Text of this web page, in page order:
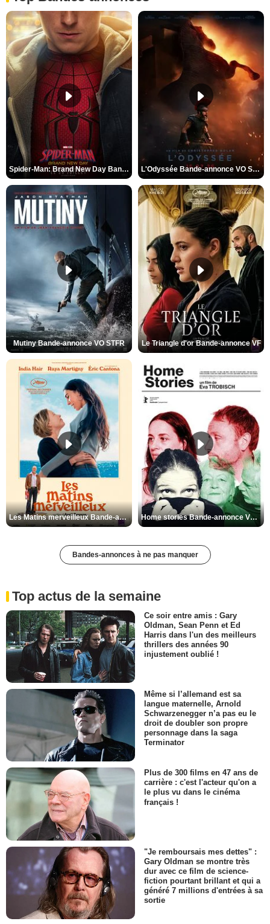
Spider-Man: Brand New Day Bande-annonce VO STFR L'Odyssée Bande-annonce VO STFR
Mutiny Bande-annonce VO STFR Le Triangle d'or Bande-annonce VF
Les Matins merveilleux Bande-annonce VF Home stories Bande-annonce VO STFR
Bandes-annonces à ne pas manquer
Top actus de la semaine
Ce soir entre amis : Gary
Oldman, Sean Penn et Ed
Harris dans l'un des meilleurs
thrillers des années 90
injustement oublié !
Même si l’allemand est sa
langue maternelle, Arnold
Schwarzenegger n’a pas eu le
droit de doubler son propre
personnage dans la saga
Terminator
Plus de 300 films en 47 ans de
carrière : c'est l'acteur qu'on a
le plus vu dans le cinéma
français !
"Je remboursais mes dettes" :
Gary Oldman se montre très
dur avec ce film de science-
fiction pourtant brillant et qui a
généré 7 millions d'entrées à sa
sortie